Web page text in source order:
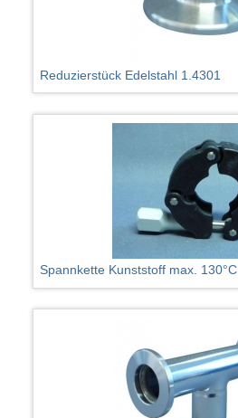
Reduzierstück Edelstahl 1.4301
Spannkette Kunststoff max. 130°C